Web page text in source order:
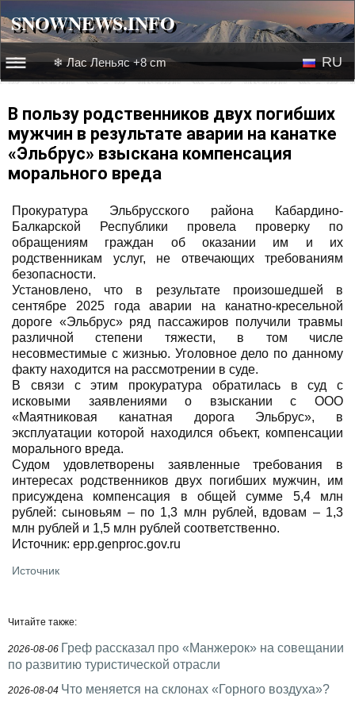
SNOWNEWS.INFO
☰☰
Веб-камеры
Лыжное видео
❄ Лас Леньяс +8 cm RU
В пользу родственников двух погибших
мужчин в результате аварии на канатке
«Эльбрус» взыскана компенсация
морального вреда
Прокуратура Эльбрусского района Кабардино-
Балкарской Республики провела проверку по
обращениям граждан об оказании им и их
родственникам услуг, не отвечающих требованиям
безопасности.
Установлено, что в результате произошедшей в
сентябре 2025 года аварии на канатно-кресельной
дороге «Эльбрус» ряд пассажиров получили травмы
различной степени тяжести, в том числе
несовместимые с жизнью. Уголовное дело по данному
факту находится на рассмотрении в суде.
В связи с этим прокуратура обратилась в суд с
исковыми заявлениями о взыскании с ООО
«Маятниковая канатная дорога Эльбрус», в
эксплуатации которой находился объект, компенсации
морального вреда.
Судом удовлетворены заявленные требования в
интересах родственников двух погибших мужчин, им
присуждена компенсация в общей сумме 5,4 млн
рублей: сыновьям – по 1,3 млн рублей, вдовам – 1,3
млн рублей и 1,5 млн рублей соответственно.
Источник: epp.genproc.gov.ru
Источник
Читайте также:
2026-08-06 Греф рассказал про «Манжерок» на совещании
по развитию туристической отрасли
2026-08-04 Что меняется на склонах «Горного воздуха»?